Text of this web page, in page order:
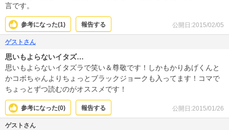
言です。
公開日:2015/02/05
参考になった(1) 報告する
ゲストさん
思いもよらないイタズ…
思いもよらないイタズラで笑い＆尊敬です！しかもかりあげくんと
かコボちゃんよりちょっとブラックジョークも入ってます！コマで
ちょっとずつ読むのがオススメです！
公開日:2015/01/26
参考になった(0) 報告する
ゲストさん